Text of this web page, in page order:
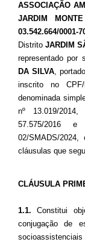
ASSOCIAÇÃO
JARDIM
03.542.664/0001-
Distrito JARDIM
representado por
DA SILVA,
inscrito no
denominada
nº 13.019/
57.575/2016
02/SMADS/
cláusulas que
CLÁUSULA
1.1. Constitui
conjugação de